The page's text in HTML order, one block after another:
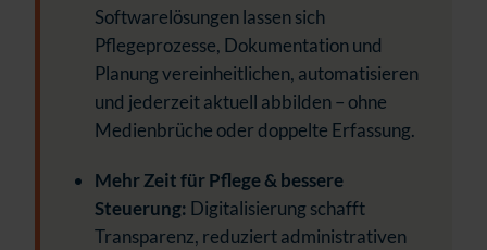
Softwarelösungen lassen sich
Pflegeprozesse, Dokumentation und
Planung vereinheitlichen, automatisieren
und jederzeit aktuell abbilden – ohne
Medienbrüche oder doppelte Erfassung.
Mehr Zeit für Pflege & bessere
Steuerung: Digitalisierung schafft
Transparenz, reduziert administrativen